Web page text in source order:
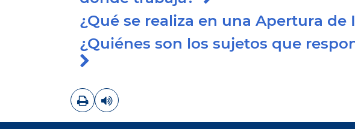
¿Qué se realiza en una Apertura de
¿Quiénes son los sujetos que
ImprimirLeer contenido